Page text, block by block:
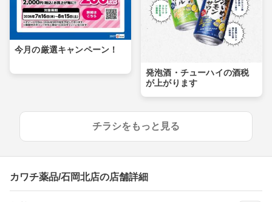
今月の厳選キャンペーン！
発泡酒・チューハイの酒税
が上がります
チラシをもっと見る
カワチ薬品/石岡北店の店舗詳細